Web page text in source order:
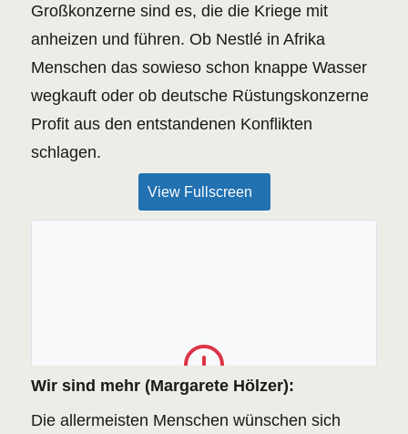
Großkonzerne sind es, die die Kriege mit
anheizen und führen. Ob Nestlé in Afrika
Menschen das sowieso schon knappe Wasser
wegkauft oder ob deutsche Rüstungskonzerne
Profit aus den entstandenen Konflikten
schlagen.
View Fullscreen
The PDF file could not be found or the server
returned an error.
Wir sind mehr (Margarete Hölzer):
Die allermeisten Menschen wünschen sich